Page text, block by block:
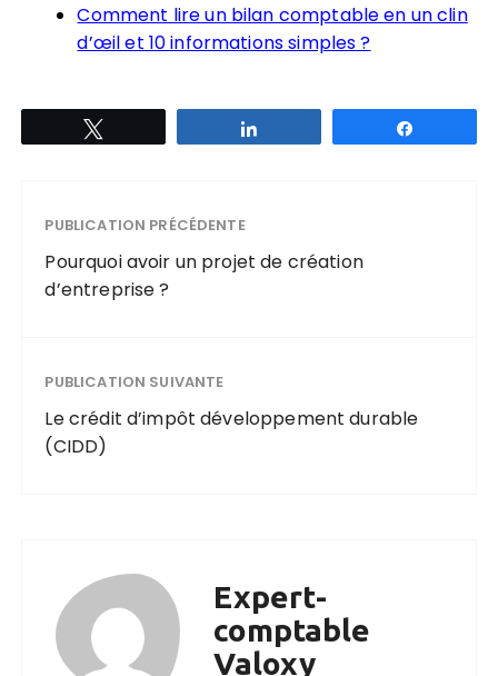
Comment lire un bilan comptable en un clin
d’œil et 10 informations simples ?
PUBLICATION PRÉCÉDENTE
Pourquoi avoir un projet de création
d’entreprise ?
PUBLICATION SUIVANTE
Le crédit d’impôt développement durable
(CIDD)
Expert-
comptable
Valoxy